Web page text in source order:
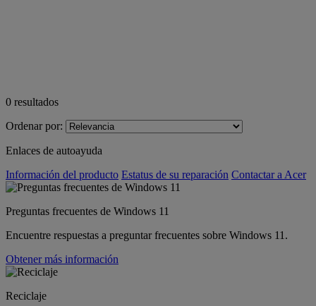
0 resultados
Ordenar por:
Enlaces de autoayuda
Información del producto Estatus de su reparación Contactar a Acer
Preguntas frecuentes de Windows 11
Encuentre respuestas a preguntar frecuentes sobre Windows 11.
Obtener más información
Reciclaje